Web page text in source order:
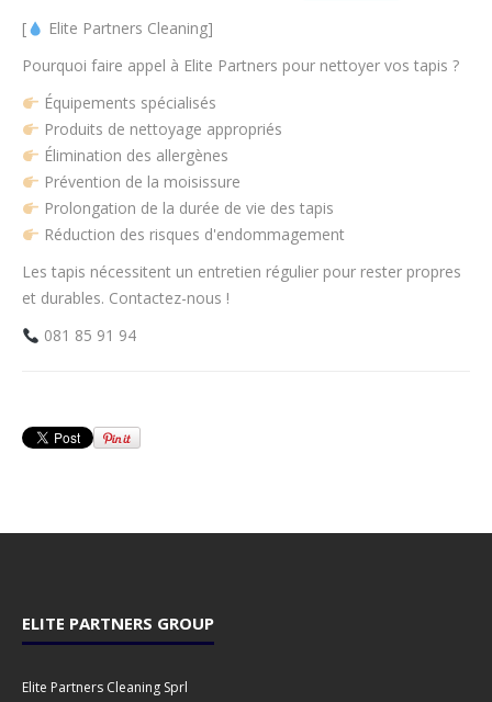
[
Elite Partners Cleaning]
Pourquoi faire appel à Elite Partners pour nettoyer vos tapis ?
Équipements spécialisés
Produits de nettoyage appropriés
Élimination des allergènes
Prévention de la moisissure
Prolongation de la durée de vie des tapis
Réduction des risques d'endommagement
Les tapis nécessitent un entretien régulier pour rester propres
et durables. Contactez-nous !
081 85 91 94
ELITE PARTNERS GROUP
Elite Partners Cleaning Sprl